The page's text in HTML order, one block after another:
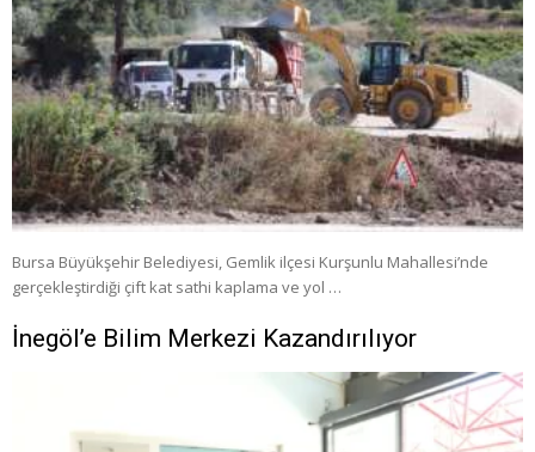
Bursa Büyükşehir Belediyesi, Gemlik ilçesi Kurşunlu Mahallesi’nde
gerçekleştirdiği çift kat sathi kaplama ve yol …
İnegöl’e Bilim Merkezi Kazandırılıyor